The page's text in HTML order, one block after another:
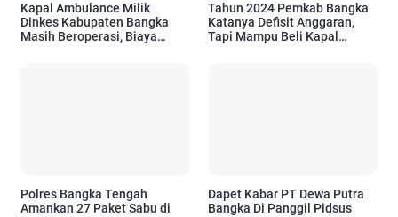
Kapal Ambulance Milik
Dinkes Kabupaten Bangka
Masih Beroperasi, Biaya
Tahun 2024 Pemkab Bangka
Katanya Defisit Anggaran,
Tapi Mampu Beli Kapal
Polres Bangka Tengah
Amankan 27 Paket Sabu di
Dapet Kabar PT Dewa Putra
Bangka Di Panggil Pidsus